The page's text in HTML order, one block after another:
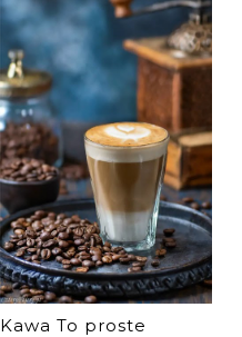
Kawa To proste